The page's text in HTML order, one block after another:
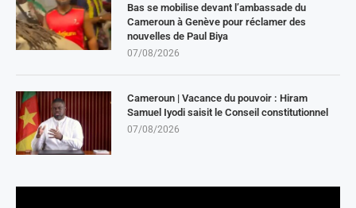
Bas se mobilise devant l’ambassade du
Cameroun à Genève pour réclamer des
nouvelles de Paul Biya
07/08/2026
Cameroun | Vacance du pouvoir : Hiram
Samuel Iyodi saisit le Conseil constitutionnel
07/08/2026